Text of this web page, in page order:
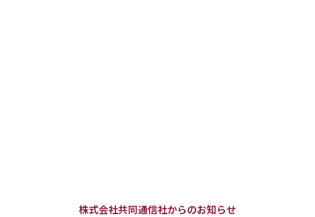
株式会社共同通信社からのお知らせ